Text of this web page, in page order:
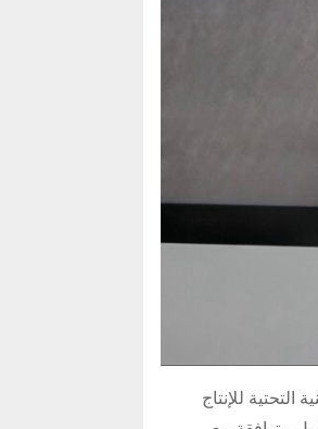
للإنتاج